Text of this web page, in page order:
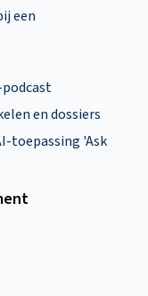
een
en dossiers
toepassing 'Ask